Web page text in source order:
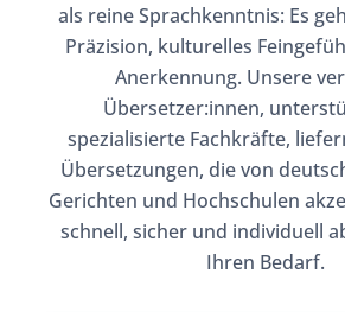
als reine Sprachkenntnis: Es
Präzision, kulturelles
Anerkennung. Unsere
Übersetzer:innen,
spezialisierte Fachkräfte,
Übersetzungen, die von
Gerichten und Hochschulen
schnell, sicher und individuell
Ihren Bedarf.